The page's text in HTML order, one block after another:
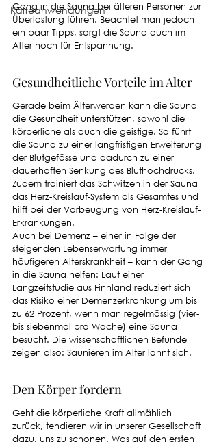
Kälteanwendungen
Gang in die Sauna bei älteren Personen zur
Überlastung führen. Beachtet man jedoch
ein paar Tipps, sorgt die Sauna auch im
Alter noch für Entspannung.
Gesundheitliche Vorteile im Alter
Gerade beim Älterwerden kann die Sauna
die Gesundheit unterstützen, sowohl die
körperliche als auch die geistige. So führt
die Sauna zu einer langfristigen Erweiterung
der Blutgefässe und dadurch zu einer
dauerhaften Senkung des Bluthochdrucks.
Zudem trainiert das Schwitzen in der Sauna
das Herz-Kreislauf-System als Gesamtes und
hilft bei der Vorbeugung von Herz-Kreislauf-
Erkrankungen.
Auch bei Demenz – einer in Folge der
steigenden Lebenserwartung immer
häufigeren Alterskrankheit – kann der Gang
in die Sauna helfen: Laut einer
Langzeitstudie aus Finnland reduziert sich
das Risiko einer Demenzerkrankung um bis
zu 62 Prozent, wenn man regelmässig (vier-
bis siebenmal pro Woche) eine Sauna
besucht. Die wissenschaftlichen Befunde
zeigen also: Saunieren im Alter lohnt sich.
Den Körper fordern
Geht die körperliche Kraft allmählich
zurück, tendieren wir in unserer Gesellschaft
dazu, uns zu schonen. Was auf den ersten